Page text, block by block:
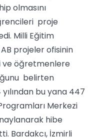
olmasını
proje
Milli Eğitim
projeler ofisinin
ve öğretmenlere
belirten
bu yana 447
Merkezi
hibe
Bardakcı, İzmirli